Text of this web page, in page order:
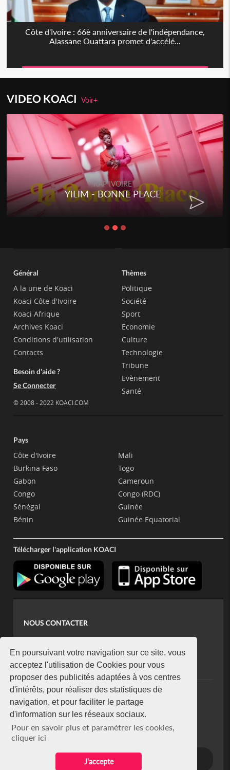
En poursuivant votre navigation sur ce site, vous
acceptez l'utilisation de Cookies pour vous
proposer des publicités adaptées à vos centres
d'intérêts, pour réaliser des statistiques de
navigation, et pour faciliter le partage
d'information sur les réseaux sociaux.
Pour en savoir plus et paramétrer les cookies,
cliquer ici
J'accepte
Côte d'Ivoire : 66è anniversaire de l'indépendance,
Alassane Ouattara promet d'accélé...
VIDEO KOACIVoir+
RAP IVOIRE
YILIM - BONNE PLACE
Général
A la une de Koaci
Koaci Côte d'Ivoire
Koaci Afrique
Archives Koaci
Conditions d'utilisation
Contacts
Besoin d'aide ?
Se Connecter
© 2008 - 2022 KOACI.COM
Thèmes
Politique
Société
Sport
Economie
Culture
Technologie
Tribune
Evènement
Santé
Pays
Côte d'Ivoire
Burkina Faso
Gabon
Congo
Sénégal
Bénin
Mali
Togo
Cameroun
Congo (RDC)
Guinée
Guinée Equatorial
Télécharger l'application KOACI
NOUS CONTACTER
koaci@yahoo.fr
+225 07 08 85 52 93
NEWSLETTER
Restez connecté via notre newsletter
S'abonner
Se désabonner